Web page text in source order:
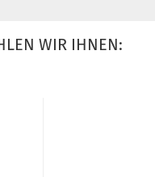
WIR IHNEN: